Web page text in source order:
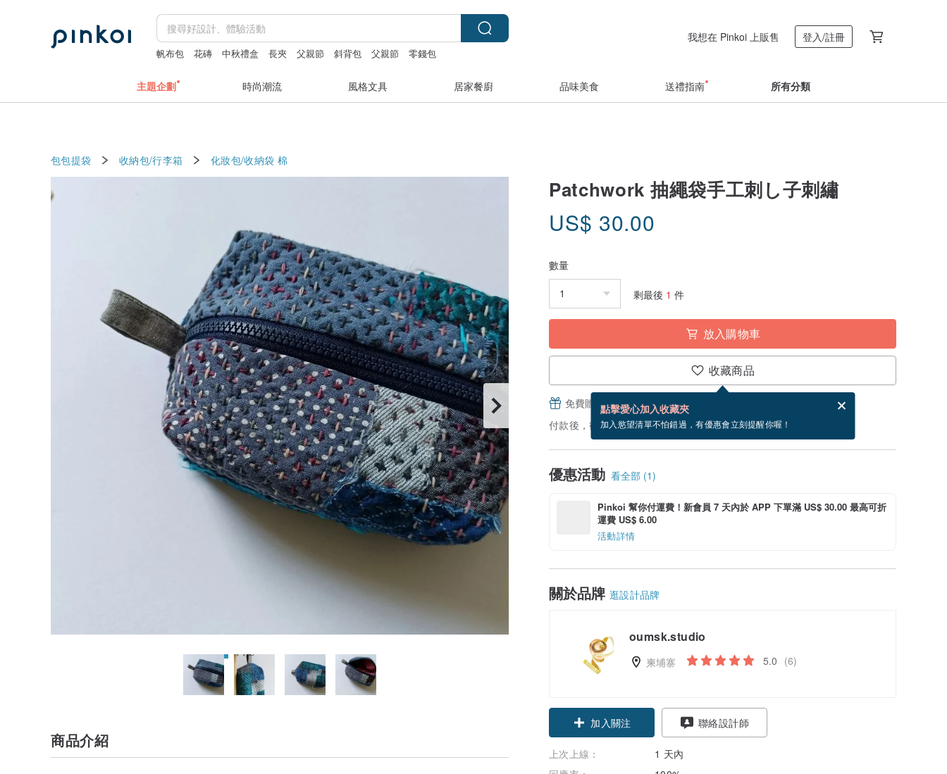
帆布包 花磚 中秋禮盒 長夾 父親節 斜背包 父親節 零錢包
我想在 Pinkoi 上販售 登入/註冊
主題企劃 時尚潮流 風格文具 居家餐廚 品味美食 送禮指南 所有分類
包包提袋 收納包/行李箱 化妝包/收納袋 棉
Patchwork 抽繩袋手工刺し子刺繡
US$ 30.00
數量
剩最後 1 件
放入購物車
收藏商品
點擊愛心加入收藏夾
加入慾望清單不怕錯過，有優惠會立刻提醒你喔！
免費贈送電子賀卡，結帳完成後填寫
付款後，從備貨到寄出商品為 3 個工作天。（不包含假日）
優惠活動 看全部 (1)
Pinkoi 幫你付運費！新會員 7 天內於 APP 下單滿 US$ 30.00 最高可折
運費 US$ 6.00
活動詳情
關於品牌 逛設計品牌
oumsk.studio
柬埔寨 5.0 (6)
加入關注 聯絡設計師
上次上線：
1 天內
商品介紹